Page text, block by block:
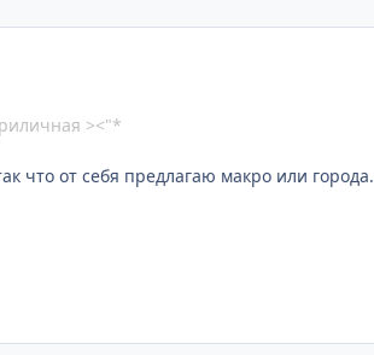
><"*
что от себя предлагаю макро или города.